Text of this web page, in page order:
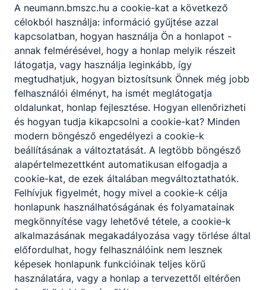
Várjuk jelentkezését!
Jelentkezés az állásra
Megosztás
Partnereink
A neumann.bmszc.hu a cookie-kat a következő
célokból használja: információ gyűjtése azzal
kapcsolatban, hogyan használja Ön a honlapot -
annak felmérésével, hogy a honlap melyik részeit
látogatja, vagy használja leginkább, így
megtudhatjuk, hogyan biztosítsunk Önnek még jobb
felhasználói élményt, ha ismét meglátogatja
oldalunkat, honlap fejlesztése. Hogyan ellenőrizheti
és hogyan tudja kikapcsolni a cookie-kat? Minden
modern böngésző engedélyezi a cookie-k
beállításának a változtatását. A legtöbb böngésző
alapértelmezettként automatikusan elfogadja a
cookie-kat, de ezek általában megváltoztathatók.
Felhívjuk figyelmét, hogy mivel a cookie-k célja
honlapunk használhatóságának és folyamatainak
megkönnyítése vagy lehetővé tétele, a cookie-k
alkalmazásának megakadályozása vagy törlése által
előfordulhat, hogy felhasználóink nem lesznek
képesek honlapunk funkcióinak teljes körű
használatára, vagy a honlap a tervezettől eltérően